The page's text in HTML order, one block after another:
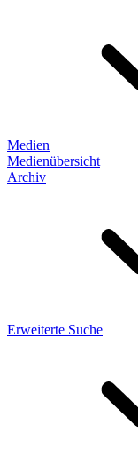
Medien
Medienübersicht
Archiv
Erweiterte Suche